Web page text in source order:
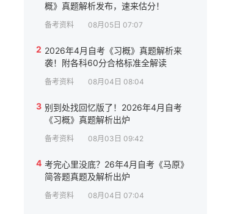
概》真题解析发布，速来估分！
备考资料 08月05日 07:07
2 2026年4月自考《习概》真题解析来
袭！附各科60分合格标准全解读
备考资料 08月04日 08:04
3 别到处找回忆版了！2026年4月自考
《习概》真题解析出炉
备考资料 08月03日 09:42
4 考完心里没底？26年4月自考《马原》
简答题真题及解析出炉
备考资料 08月04日 07:04